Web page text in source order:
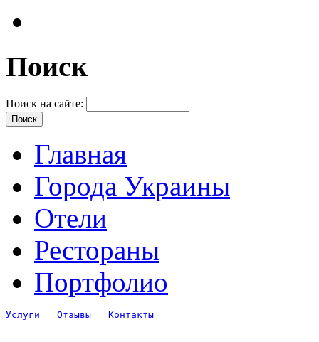
Поиск
Поиск на сайте:
Главная
Города Украины
Отели
Рестораны
Портфолио
Услуги Отзывы Контакты